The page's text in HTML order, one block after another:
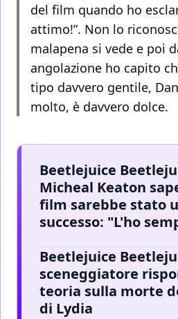
del film quando ho
attimo!”. Non lo
malapena si vede e poi
angolazione ho capito
tipo davvero gentile,
molto, è davvero dolce.
Beetlejuice
Micheal Keaton
film sarebbe stato
successo: "L'ho
Beetlejuice
sceneggiatore
teoria sulla morte
di Lydia